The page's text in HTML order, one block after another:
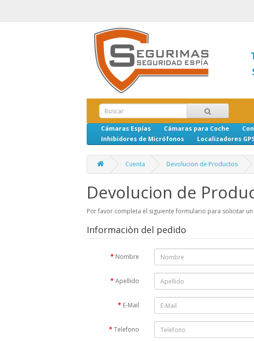
Cámaras Espías Cámaras para Coche
Inhibidores de Micrófonos
Localizadores
Cuenta Devolucion de Productos
Devolucion de
Por favor completa el siguiente formulario para solicitar un
Informaciòn del pedido
Nombre
Apellido
E-Mail
Telefono